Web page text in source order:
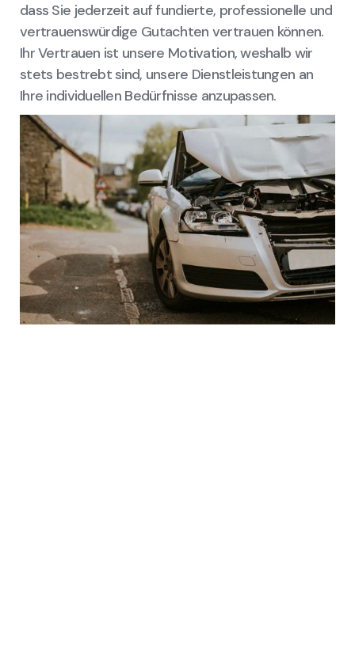
dass Sie jederzeit auf fundierte, professionelle und
vertrauenswürdige Gutachten vertrauen können.
Ihr Vertrauen ist unsere Motivation, weshalb wir
stets bestrebt sind, unsere Dienstleistungen an
Ihre individuellen Bedürfnisse anzupassen.